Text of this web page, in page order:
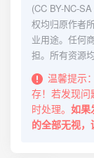
(CC BY-NC-
权均归原作者
业用途。任何
担。所有资源
温馨提示：
存！若发现
时处理。 如果
的全部无视，